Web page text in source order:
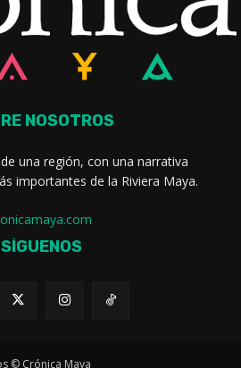
NOSOTROS
una región, con una narrativa
importantes de la Riviera Maya.
SÍGUENOS
© Crónica Maya